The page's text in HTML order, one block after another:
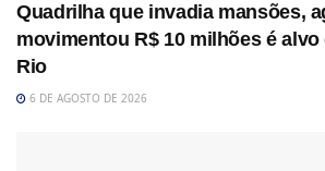
Quadrilha que invadia mansões,
movimentou R$ 10 milhões é
Rio
6 DE AGOSTO DE 2026